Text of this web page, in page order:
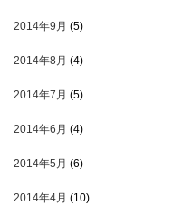
2014年9月 (5)
2014年8月 (4)
2014年7月 (5)
2014年6月 (4)
2014年5月 (6)
2014年4月 (10)